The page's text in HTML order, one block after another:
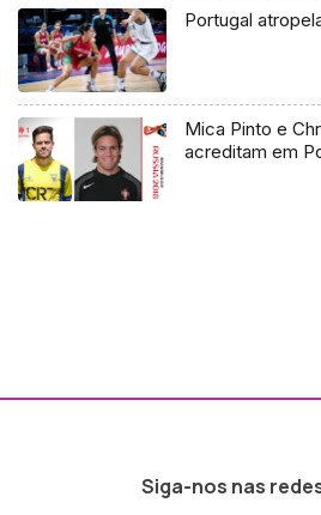
Portugal
Mica Pinto e
acreditam em
Siga-nos nas